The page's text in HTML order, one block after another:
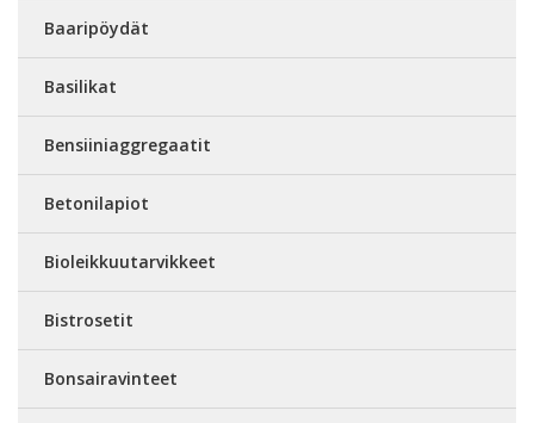
Baaripöydät
Basilikat
Bensiiniaggregaatit
Betonilapiot
Bioleikkuutarvikkeet
Bistrosetit
Bonsairavinteet